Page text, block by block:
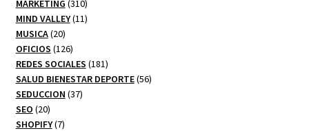
MARKETING 310310
productos
MIND VALLEY 1111
MUSICA 2020
productos
OFICIOS 126126
productos
REDES SOCIALES 181181
productos
SALUD BIENESTAR DEPORTE 5656
SEDUCCION 3737
SEO 2020
productos
SHOPIFY 77